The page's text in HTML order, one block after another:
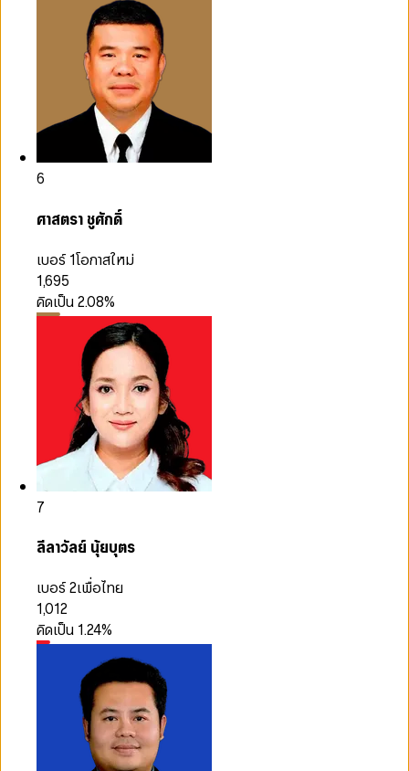
6
ศาสตรา ชูศักดิ์
เบอร์ 1โอกาสใหม่
1,695
คิดเป็น2.08%
7
ลีลาวัลย์ นุ้ยบุตร
เบอร์ 2เพื่อไทย
1,012
คิดเป็น 1.24%